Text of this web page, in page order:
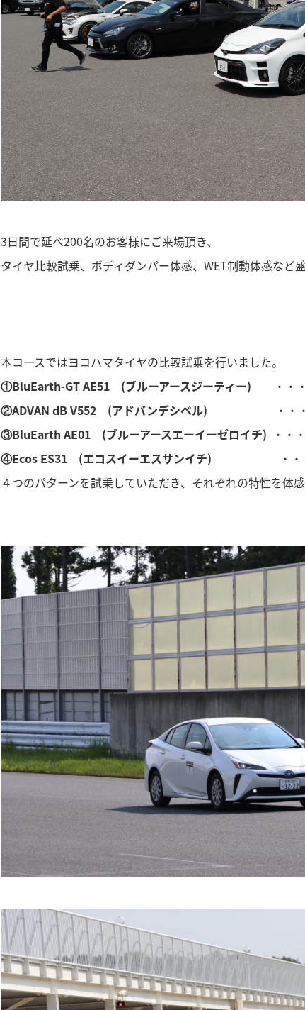
3日間で延べ200名のお客様にご来場頂き、
タイヤ比較試乗、ボディダンパー体感、WET制動体感など
本コースではヨコハマタイヤの比較試乗を行いました。
①BluEarth-GT AE51 (ブルーアースジーティー) ・・・
②ADVAN dB V552 (アドバンデシベル) ・・・ヨコ
③BluEarth AE01 (ブルーアースエーイーゼロイチ)
・・
④Ecos ES31 (エコスイーエスサンイチ) ・・・スー
４つのパターンを試乗していただき、それぞれの特性を体